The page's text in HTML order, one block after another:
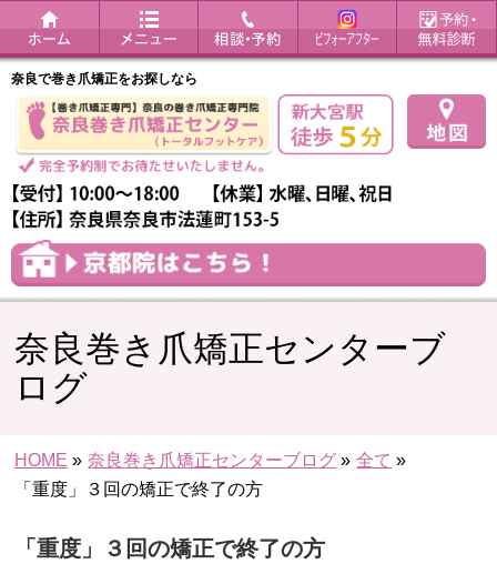
奈良で巻き爪矯正をお探しなら
奈良巻き爪矯正センターブ
ログ
HOME » 奈良巻き爪矯正センターブログ » 全て »
「重度」３回の矯正で終了の方
「重度」３回の矯正で終了の方